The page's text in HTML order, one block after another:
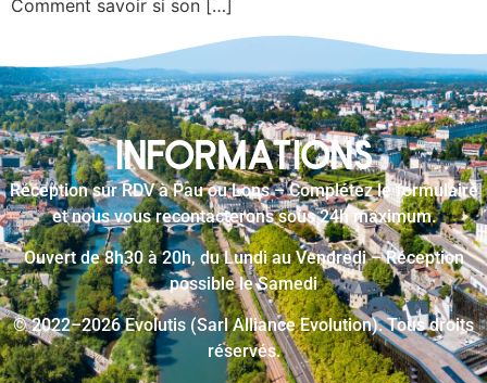
Comment savoir si son […]
INFORMATIONS
Réception sur RDV à Pau ou Lons – Complétez le formulaire
et nous vous recontacterons sous 24h maximum.
Ouvert de 8h30 à 20h, du Lundi au Vendredi – Réception
possible le Samedi
© 2022–2026 Evolutis (Sarl Alliance Evolution). Tous droits
réservés.